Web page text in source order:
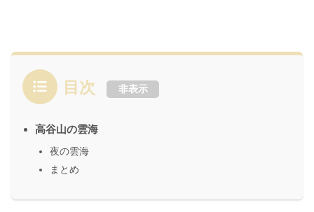
目次 非表示
高谷山の雲海
夜の雲海
まとめ